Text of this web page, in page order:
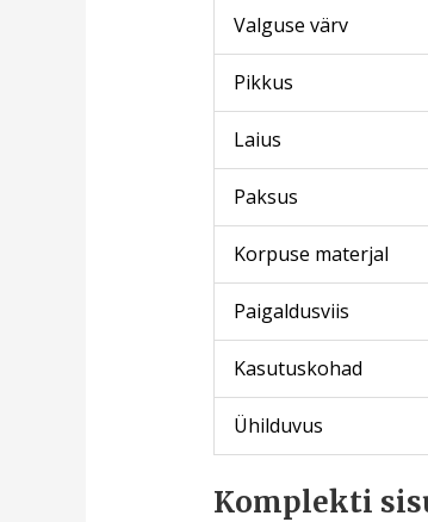
Valguse värv
Pikkus
Laius
Paksus
Korpuse materjal
Paigaldusviis
Kasutuskohad
Ühilduvus
Komplekti